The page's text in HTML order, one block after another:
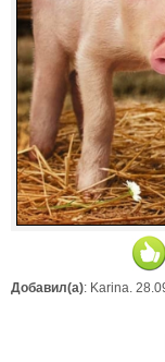
Добавил(а): Karina.